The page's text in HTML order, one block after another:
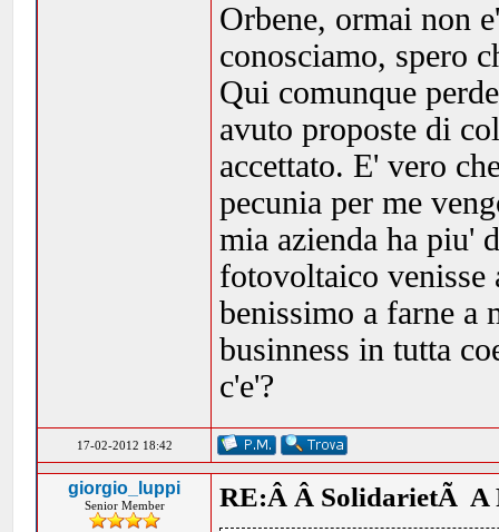
Orbene, ormai non
conosciamo, spero
Qui comunque
avuto proposte di
accettato. E' vero
pecunia per me
mia azienda ha piu'
fotovoltaico
benissimo a farne a
businness in tutta
c'e'?
17-02-2012 18:42
giorgio_luppi
Senior Member RE:Â Â SolidarietÃ A